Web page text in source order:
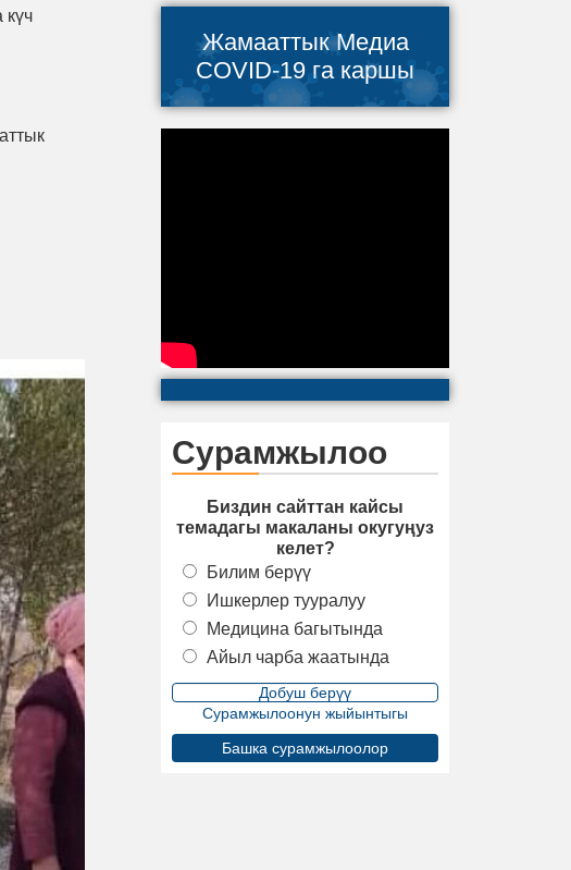
күч
Жамааттык Медиа
COVID-19 га каршы
Сурамжылоо
Биздин сайттан кайсы
темадагы макаланы окугуңуз
келет?
Билим берүү
Ишкерлер тууралуу
Медицина багытында
Айыл чарба жаатында
Сурамжылоонун жыйынтыгы
Башка сурамжылоолор